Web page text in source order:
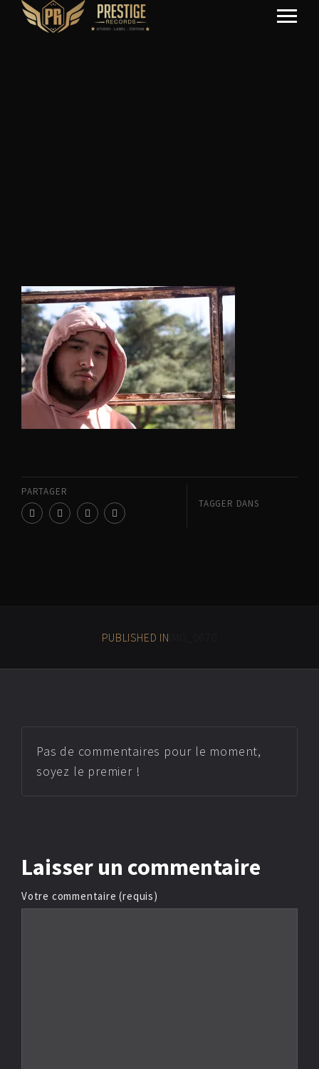
PARTAGER
TAGGER DANS
PUBLISHED IN
Pas de commentaires pour le moment,
soyez le premier !
Laisser un commentaire
Votre commentaire (requis)